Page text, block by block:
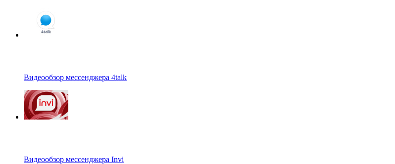
Видеообзор мессенджера 4talk
Видеообзор мессенджера Invi